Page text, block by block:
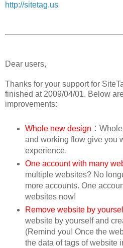
http://sitetag.us
Dear users,
Thanks for your support for
finished at 2009/04/01. Below
improvements:
Whole new design ：
and working flow give you
experience.
One account with many
multiple websites? No
more accounts. One
websites now!
Remove website by
website by yourself and
(Remind you! Once the
the data of tags of website